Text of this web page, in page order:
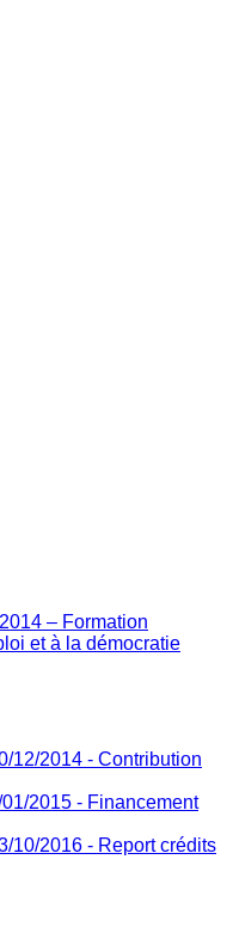
– Formation
et à la démocratie
12/2014 - Contribution
2015 - Financement
10/2016 - Report crédits